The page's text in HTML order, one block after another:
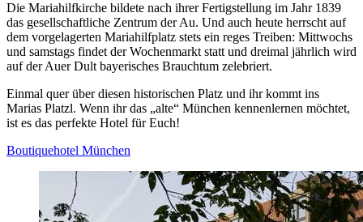
Die Mariahilfkirche bildete nach ihrer Fertigstellung im Jahr 1839
das gesellschaftliche Zentrum der Au. Und auch heute herrscht auf
dem vorgelagerten Mariahilfplatz stets ein reges Treiben: Mittwochs
und samstags findet der Wochenmarkt statt und dreimal jährlich wird
auf der Auer Dult bayerisches Brauchtum zelebriert.
Einmal quer über diesen historischen Platz und ihr kommt ins
Marias Platzl. Wenn ihr das „alte“ München kennenlernen möchtet,
ist es das perfekte Hotel für Euch!
Boutiquehotel München